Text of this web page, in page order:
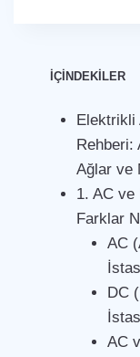
İÇİNDEKİLER
Elektrikli
Rehberi:
Ağlar ve
1. AC ve
Farklar
AC
DC
AC